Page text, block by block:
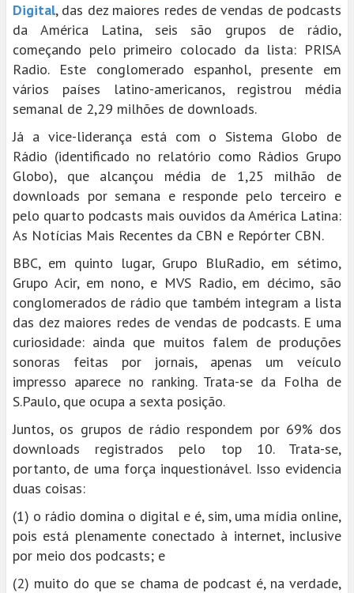
Digital, das dez maiores redes de vendas de podcasts
da América Latina, seis são grupos de rádio,
começando pelo primeiro colocado da lista: PRISA
Radio. Este conglomerado espanhol, presente em
vários países latino-americanos, registrou média
semanal de 2,29 milhões de downloads.
Já a vice-liderança está com o Sistema Globo de
Rádio (identificado no relatório como Rádios Grupo
Globo), que alcançou média de 1,25 milhão de
downloads por semana e responde pelo terceiro e
pelo quarto podcasts mais ouvidos da América Latina:
As Notícias Mais Recentes da CBN e Repórter CBN.
BBC, em quinto lugar, Grupo BluRadio, em sétimo,
Grupo Acir, em nono, e MVS Radio, em décimo, são
conglomerados de rádio que também integram a lista
das dez maiores redes de vendas de podcasts. E uma
curiosidade: ainda que muitos falem de produções
sonoras feitas por jornais, apenas um veículo
impresso aparece no ranking. Trata-se da Folha de
S.Paulo, que ocupa a sexta posição.
Juntos, os grupos de rádio respondem por 69% dos
downloads registrados pelo top 10. Trata-se,
portanto, de uma força inquestionável. Isso evidencia
duas coisas:
(1) o rádio domina o digital e é, sim, uma mídia online,
pois está plenamente conectado à internet, inclusive
por meio dos podcasts; e
(2) muito do que se chama de podcast é, na verdade,